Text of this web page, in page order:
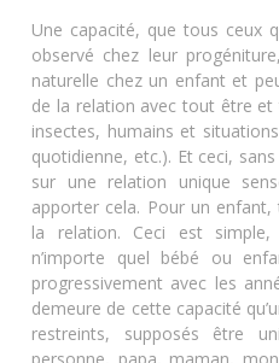
Une capacité, que tous ceux
observé chez leur
naturelle chez un enfant et
de la relation avec tout être
insectes, humains et
quotidienne, etc.). Et ceci,
sur une relation unique
apporter cela. Pour un
la relation. Ceci est
n’importe quel bébé ou
progressivement avec les
demeure de cette capacité
restreints, supposés être